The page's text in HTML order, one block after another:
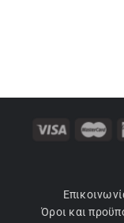
Όροι και